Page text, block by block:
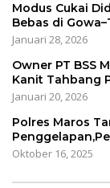
Modus Cukai
Bebas di
Januari 28, 2026
Owner PT BSS
Kanit Tahbang
Januari 20, 2026
Polres Maros
Oktober 16, 2025